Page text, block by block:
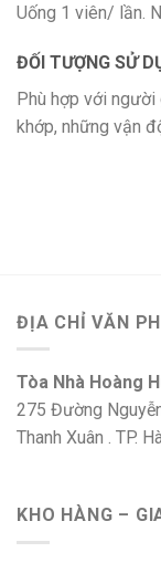
Uống 1 viên/ lần.
ĐỐI TƯỢNG SỬ
Phù hợp với
khớp, những vận
ĐỊA CHỈ VĂN
Tòa Nhà Hoàng
275 Đường
Thanh Xuân . TP.
KHO HÀNG –